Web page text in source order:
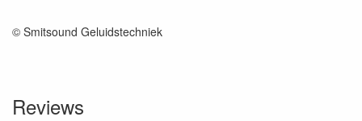
© Smitsound Geluidstechniek
Reviews